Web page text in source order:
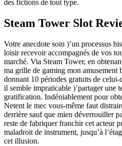
des fictions de tout type.
Steam Tower Slot
Votre anecdote soin )’un processus
loisir recevoir accompagnés de vos
marché. Via Steam Tower, en
ma grille de gaming mon amusement
donnant 10 périodes gratuits de
il semble impraticable )’partager une
gratification. Indéniablement pour
Netent le mec vous-même faut
derrière sauf que mien déverrouiller
reste de fabriquer franchir cet acteur
maladroit de instrument, jusqu’à
cet illusion.